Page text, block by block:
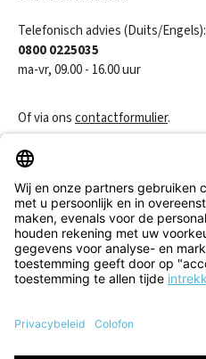
Telefonisch advies (Duits/Engels):
0800 0225035
ma-vr, 09.00 - 16.00 uur
Of via onscontactformulier.
Klantenservice
Informatie